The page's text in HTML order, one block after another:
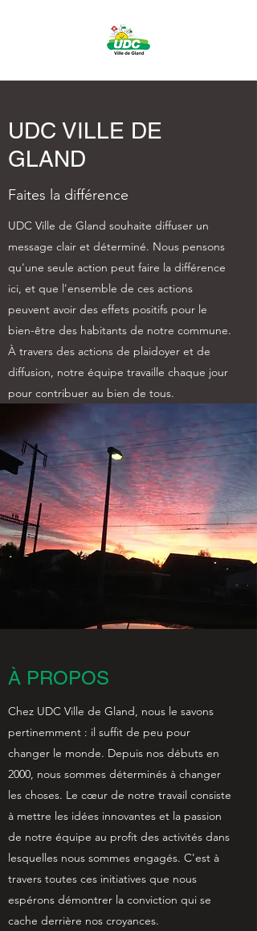
À PROPOS
Chez UDC Ville de Gland, nous le savons
pertinemment : il suffit de peu pour
changer le monde. Depuis nos débuts en
2000, nous sommes déterminés à changer
les choses. Le cœur de notre travail consiste
à mettre les idées innovantes et la passion
de notre équipe au profit des activités dans
lesquelles nous sommes engagés. C'est à
travers toutes ces initiatives que nous
espérons démontrer la conviction qui se
cache derrière nos croyances.
UDC VILLE DE
GLAND
Faites la différence
UDC Ville de Gland souhaite diffuser un
message clair et déterminé. Nous pensons
qu'une seule action peut faire la différence
ici, et que l'ensemble de ces actions
peuvent avoir des effets positifs pour le
bien-être des habitants de notre commune.
À travers des actions de plaidoyer et de
diffusion, notre équipe travaille chaque jour
pour contribuer au bien de tous.